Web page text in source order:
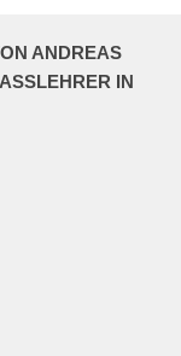
ANDREAS
IN